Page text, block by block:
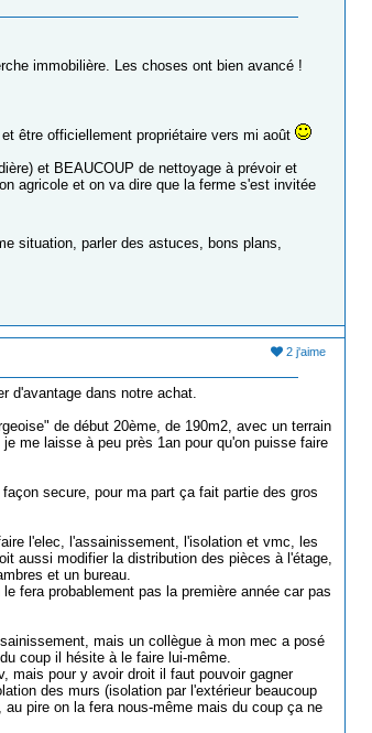
immobilière. Les choses ont bien avancé !
être officiellement propriétaire vers mi août
et BEAUCOUP de nettoyage à prévoir et
agricole et on va dire que la ferme s'est invitée
situation, parler des astuces, bons plans,
2 j'aime
d'avantage dans notre achat.
de début 20ème, de 190m2, avec un terrain
me laisse à peu près 1an pour qu'on puisse faire
secure, pour ma part ça fait partie des gros
l'elec, l'assainissement, l'isolation et vmc, les
aussi modifier la distribution des pièces à l'étage,
et un bureau.
fera probablement pas la première année car pas
mais un collègue à mon mec a posé
coup il hésite à le faire lui-même.
mais pour y avoir droit il faut pouvoir gagner
des murs (isolation par l'extérieur beaucoup
pire on la fera nous-même mais du coup ça ne